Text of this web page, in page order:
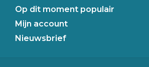
Op dit moment populair
Mijn account
Nieuwsbrief